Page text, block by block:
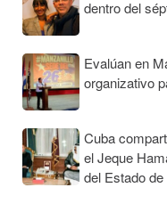
dentro del
Evalúan en
organizativo
Cuba
el Jeque
del Estado